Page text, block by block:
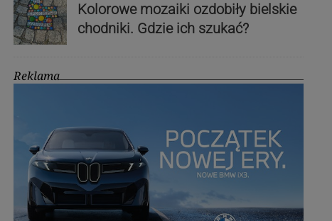
Kolorowe mozaiki ozdobiły bielskie
chodniki. Gdzie ich szukać?
Reklama